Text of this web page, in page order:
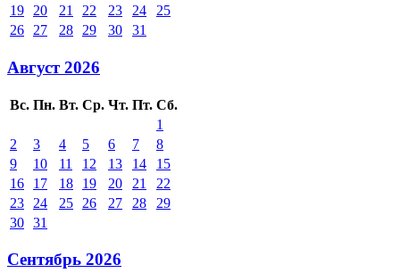
19
20 21 22 23 24
25
26
27 28 29 30 31
Август 2026
Вс. Пн. Вт. Ср. Чт. Пт. Сб.
1
2
3 4 5 6 7
8
9
10 11 12 13 14
15
16
17 18 19 20 21
22
23
24 25 26 27 28
29
30 31
Сентябрь 2026